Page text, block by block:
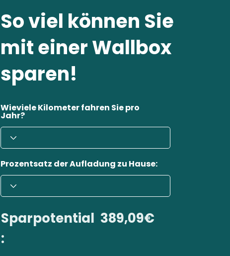
So viel können Sie
mit einer Wallbox
sparen!
Wieviele Kilometer fahren Sie pro
Jahr?
Prozentsatz der Aufladung zu Hause:
Sparpotential
:
389,09€